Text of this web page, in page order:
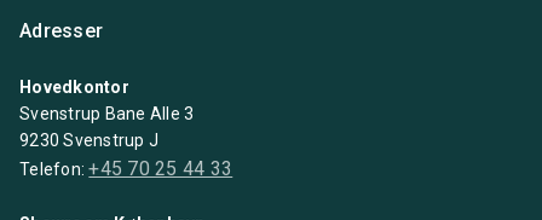
Adresser
Hovedkontor
Svenstrup Bane Alle 3
9230 Svenstrup J
Telefon:+45 70 25 44 33